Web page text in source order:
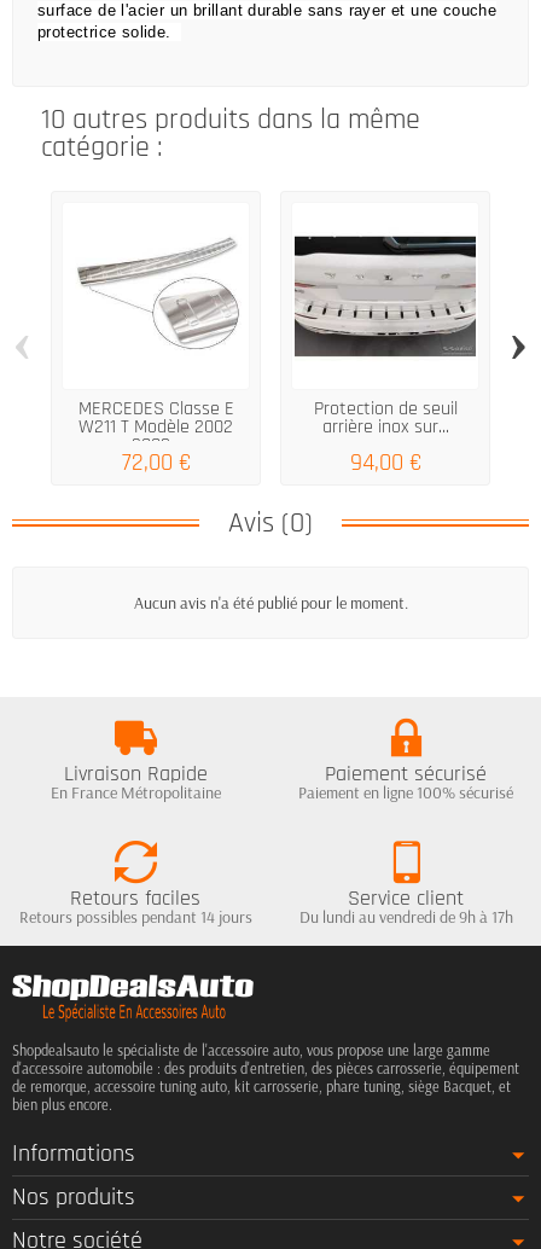
surface de l'acier un brillant durable sans rayer et une couche
protectrice solide.
10 autres produits dans la même
catégorie :
MERCEDES Classe E
W211 T Modèle 2002
2009...
72,00 €
Protection de seuil
arrière inox sur...
94,00 €
‹ ›
Avis (0)
Aucun avis n'a été publié pour le moment.
Livraison Rapide
En France Métropolitaine
Paiement sécurisé
Paiement en ligne 100% sécurisé
Retours faciles
Retours possibles pendant 14 jours
Service client
Du lundi au vendredi de 9h à 17h
Shopdealsauto le spécialiste de l'accessoire auto, vous propose une large gamme
d'accessoire automobile : des produits d'entretien, des pièces carrosserie, équipement
de remorque, accessoire tuning auto, kit carrosserie, phare tuning, siège Bacquet, et
bien plus encore.
Informations
Nos produits
Notre société